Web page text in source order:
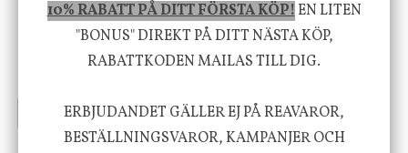
House Doctor
Skål, Hands marmor
KÖP
Nicolas Vahé
Serveringsfat, Ostron,
Stengods
INFO KÖP
10% RABATT PÅ DITT FÖRSTA KÖP!EN LITEN
"BONUS" DIREKT PÅ DITT NÄSTA KÖP,
RABATTKODEN MAILAS TILL DIG.
ERBJUDANDET GÄLLER EJ PÅ REAVAROR,
BESTÄLLNINGSVAROR, KAMPANJER OCH